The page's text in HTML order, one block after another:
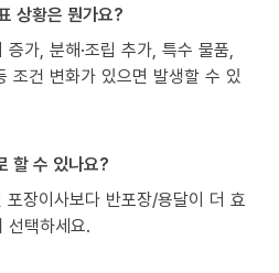
상황은 뭔가요?
가, 분해·조립 추가, 특수 물품,
조건 변화가 있으면 발생할 수 있
할 수 있나요?
장이사보다 반포장/용달이 더 효
선택하세요.